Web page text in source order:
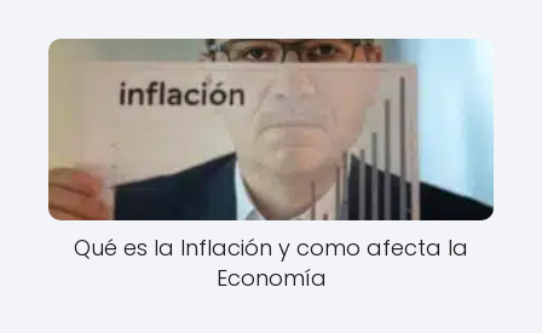
Qué es la Inflación y como afecta la
Economía